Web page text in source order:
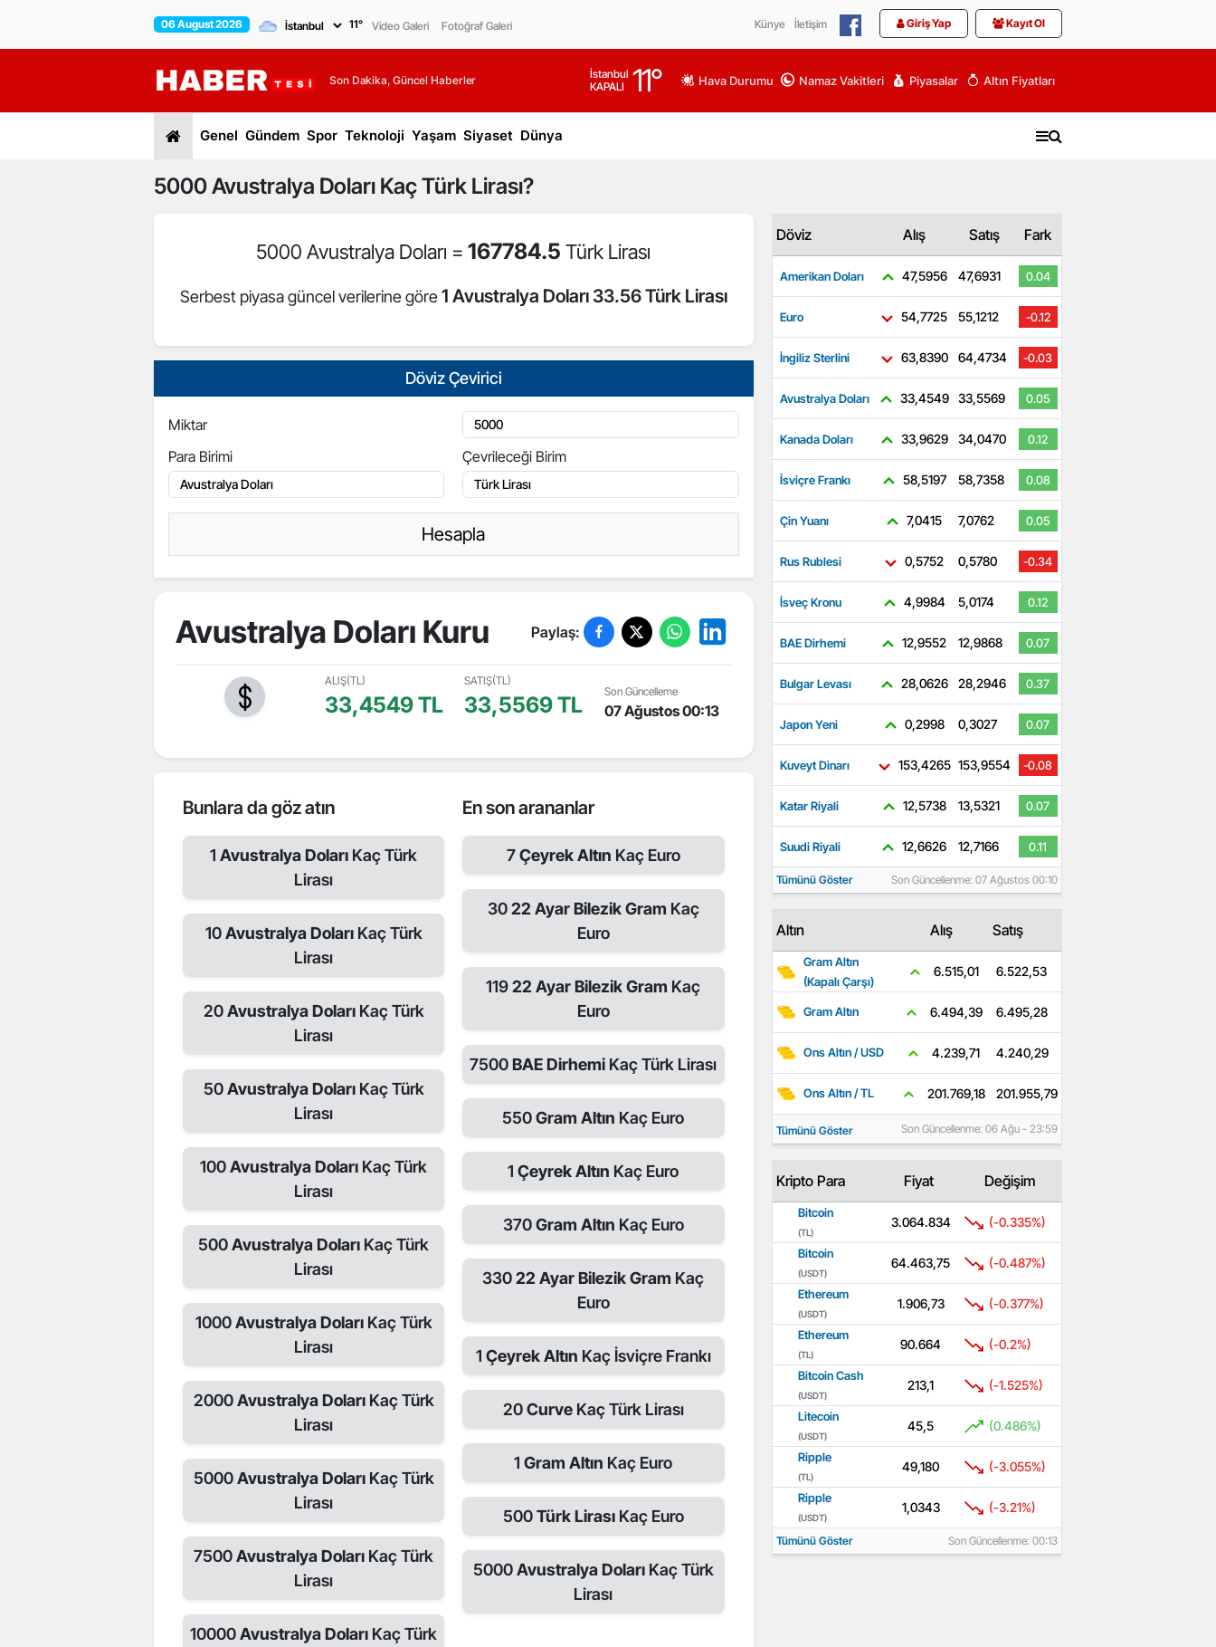
06 August 2026 11° Video Galeri Fotoğraf Galeri Künye İletişim Giriş Yap Kayıt Ol
Son Dakika, Güncel Haberler
İstanbul
KAPALI
11° Hava Durumu Namaz Vakitleri Piyasalar Altın Fiyatları
Genel Gündem Spor Teknoloji Yaşam Siyaset Dünya
5000Avustralya Doları Kaç Türk Lirası?
5000 Avustralya Doları =167784.5Türk Lirası
Serbest piyasa güncel verilerine göre 1 Avustralya Doları 33.56 Türk Lirası
Döviz Çevirici
Miktar
Para Birimi
Çevrileceği Birim
Hesapla
Avustralya Doları Kuru Paylaş:
ALIŞ(TL)
33,4549 TL
SATIŞ(TL)
33,5569 TL
Son Güncelleme
07 Ağustos 00:13
Bunlara da göz atın
1Avustralya Doları Kaç Türk
Lirası
10Avustralya DolarıKaç Türk
Lirası
20Avustralya DolarıKaç Türk
Lirası
50Avustralya DolarıKaç Türk
Lirası
100Avustralya Doları Kaç Türk
Lirası
500Avustralya Doları Kaç Türk
Lirası
1000Avustralya DolarıKaç Türk
Lirası
2000Avustralya DolarıKaç Türk
Lirası
5000Avustralya DolarıKaç Türk
Lirası
7500Avustralya Doları Kaç Türk
Lirası
10000Avustralya Doları Kaç Türk
En son arananlar
7Çeyrek Altın Kaç Euro
3022 Ayar Bilezik Gram Kaç
Euro
11922 Ayar Bilezik Gram Kaç
Euro
7500BAE Dirhemi Kaç Türk Lirası
550Gram Altın Kaç Euro
1Çeyrek Altın Kaç Euro
370Gram Altın Kaç Euro
33022 Ayar Bilezik Gram Kaç
Euro
1 Çeyrek Altın Kaç İsviçre Frankı
20Curve Kaç Türk Lirası
1Gram Altın Kaç Euro
500Türk LirasıKaç Euro
5000Avustralya DolarıKaç Türk
Lirası
Döviz Alış Satış Fark
Amerikan Doları 47,5956 47,6931 0.04
Euro 54,7725 55,1212 -0.12
İngiliz Sterlini 63,8390 64,4734 -0.03
Avustralya Doları 33,4549 33,5569 0.05
Kanada Doları 33,9629 34,0470 0.12
İsviçre Frankı 58,5197 58,7358 0.08
Çin Yuanı 7,0415 7,0762 0.05
Rus Rublesi 0,5752 0,5780 -0.34
İsveç Kronu 4,9984 5,0174 0.12
BAE Dirhemi 12,9552 12,9868 0.07
Bulgar Levası 28,0626 28,2946 0.37
Japon Yeni 0,2998 0,3027 0.07
Kuveyt Dinarı 153,4265 153,9554 -0.08
Katar Riyali 12,5738 13,5321 0.07
Suudi Riyali 12,6626 12,7166 0.11
Tümünü Göster Son Güncellenme: 07 Ağustos 00:10
Altın Alış Satış
Gram Altın
(Kapalı Çarşı)
6.515,01 6.522,53
Gram Altın 6.494,39 6.495,28
Ons Altın / USD 4.239,71 4.240,29
Ons Altın / TL 201.769,18 201.955,79
Tümünü Göster Son Güncellenme: 06 Ağu - 23:59
Kripto Para Fiyat Değişim
Bitcoin
(TL)
3.064.834 (-0.335%)
Bitcoin
(USDT)
64.463,75 (-0.487%)
Ethereum
(USDT)
1.906,73 (-0.377%)
Ethereum
(TL)
90.664 (-0.2%)
Bitcoin Cash
(USDT)
213,1 (-1.525%)
Litecoin
(USDT)
45,5 (0.486%)
Ripple
(TL)
49,180 (-3.055%)
Ripple
(USDT)
1,0343 (-3.21%)
Tümünü Göster Son Güncellenme: 00:13